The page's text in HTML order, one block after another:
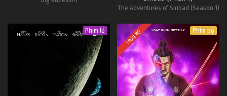
The Adventures of Sinbad (Season 1)
Phim lẻ TRỌN BỘ Phim bộ